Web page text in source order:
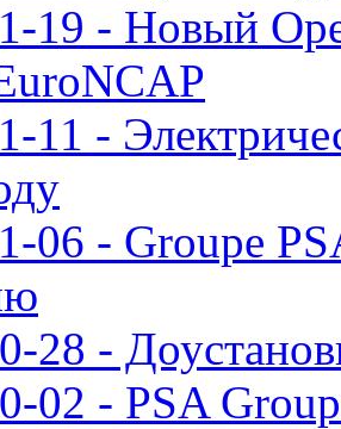
19 - Новый
11 -
06 - Groupe
28 -
02 - PSA